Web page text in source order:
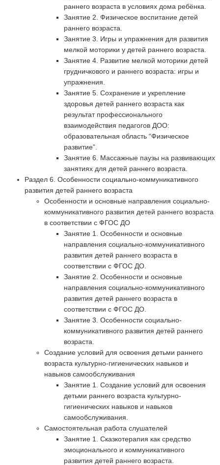
раннего возраста в условиях дома ребёнка.
Занятие 2. Физическое воспитание детей
раннего возраста.
Занятие 3. Игры и упражнения для развития
мелкой моторики у детей раннего возраста.
Занятие 4. Развитие мелкой моторики детей
грудничкового и раннего возраста: игры и
упражнения.
Занятие 5. Сохранение и укрепление
здоровья детей раннего возраста как
результат профессионального
взаимодействия педагогов ДОО:
образовательная область “Физическое
развитие”.
Занятие 6. Массажные паузы на развивающих
занятиях для детей раннего возраста.
Раздел 6. Особенности социально-коммуникативного
развития детей раннего возраста
Особенности и основные направления социально-
коммуникативного развития детей раннего возраста
в соответствии с ФГОС ДО
Занятие 1. Особенности и основные
направления социально-коммуникативного
развития детей раннего возраста в
соответствии с ФГОС ДО.
Занятие 2. Особенности и основные
направления социально-коммуникативного
развития детей раннего возраста в
соответствии с ФГОС ДО.
Занятие 3. Особенности социально-
коммуникативного развития детей раннего
возраста.
Создание условий для освоения детьми раннего
возраста культурно-гигиенических навыков и
навыков самообслуживания
Занятие 1. Создание условий для освоения
детьми раннего возраста культурно-
гигиенических навыков и навыков
самообслуживания.
Самостоятельная работа слушателей
Занятие 1. Сказкотерапия как средство
эмоционального и коммуникативного
развития детей раннего возраста.